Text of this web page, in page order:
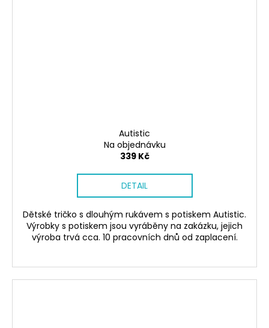
Autistic
Na objednávku
339 Kč
DETAIL
Dětské tričko s dlouhým rukávem s potiskem Autistic.
Výrobky s potiskem jsou vyráběny na zakázku, jejich
výroba trvá cca. 10 pracovních dnů od zaplacení.